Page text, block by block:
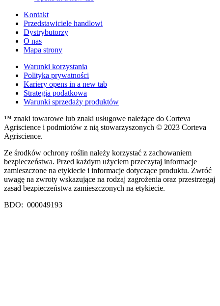
Kontakt
Przedstawiciele handlowi
Dystrybutorzy
O nas
Mapa strony
Warunki korzystania
Polityka prywatności
Kariery opens in a new tab
Strategia podatkowa
Warunki sprzedaży produktów
™ znaki towarowe lub znaki usługowe należące do Corteva
Agriscience i podmiotów z nią stowarzyszonych © 2023 Corteva
Agriscience.
Ze środków ochrony roślin należy korzystać z zachowaniem
bezpieczeństwa. Przed każdym użyciem przeczytaj informacje
zamieszczone na etykiecie i informacje dotyczące produktu. Zwróć
uwagę na zwroty wskazujące na rodzaj zagrożenia oraz przestrzegaj
zasad bezpieczeństwa zamieszczonych na etykiecie.
BDO: 000049193